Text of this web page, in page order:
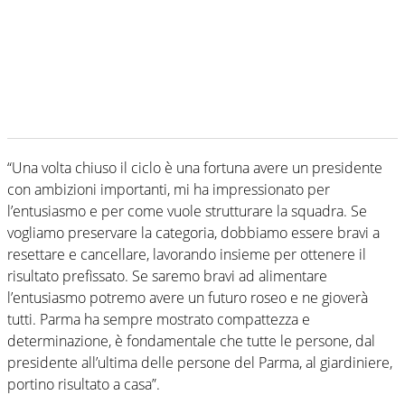
“Una volta chiuso il ciclo è una fortuna avere un presidente
con ambizioni importanti, mi ha impressionato per
l’entusiasmo e per come vuole strutturare la squadra. Se
vogliamo preservare la categoria, dobbiamo essere bravi a
resettare e cancellare, lavorando insieme per ottenere il
risultato prefissato. Se saremo bravi ad alimentare
l’entusiasmo potremo avere un futuro roseo e ne gioverà
tutti. Parma ha sempre mostrato compattezza e
determinazione, è fondamentale che tutte le persone, dal
presidente all’ultima delle persone del Parma, al giardiniere,
portino risultato a casa”.